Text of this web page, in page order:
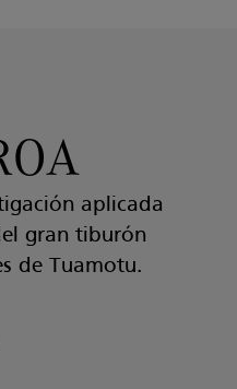
aplicada
gran tiburón
de Tuamotu.